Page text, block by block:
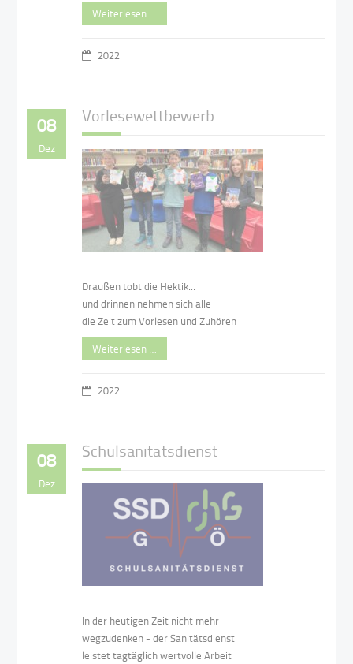
Weiterlesen …
2022
08
Dez
Vorlesewettbewerb
Draußen tobt die Hektik...
und drinnen nehmen sich alle
die Zeit zum Vorlesen und Zuhören
Weiterlesen …
2022
08
Dez
Schulsanitätsdienst
In der heutigen Zeit nicht mehr
wegzudenken - der Sanitätsdienst
leistet tagtäglich wertvolle Arbeit